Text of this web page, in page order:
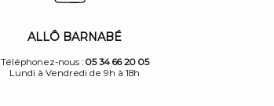
ALLÔ BARNABÉ
Téléphonez-nous : 05 34 66 20 05
Lundi à Vendredi de 9h à 18h